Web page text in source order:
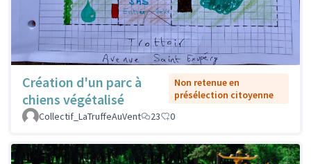
Création d'un parc à
chiens végétalisé
Non retenue en
présélection citoyenne
Collectif_LaTruffeAuVent
23 0